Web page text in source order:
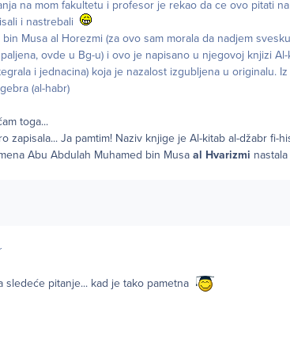
na mom fakultetu i profesor je rekao da ce ovo pitati
i nastrebali
Musa al Horezmi (za ovo sam morala da nadjem
ovde u Bg-u) i ovo je napisano u njegovoj knjizi Al-
i jednacina) koja je nazalost izgubljena u originalu.
(al-habr)
toga...
zapisala... Ja pamtim! Naziv knjige je Al-kitab al-džabr fi-
Abu Abdulah Muhamed bin Musa al Hvarizmi
pitanje... kad je tako pametna